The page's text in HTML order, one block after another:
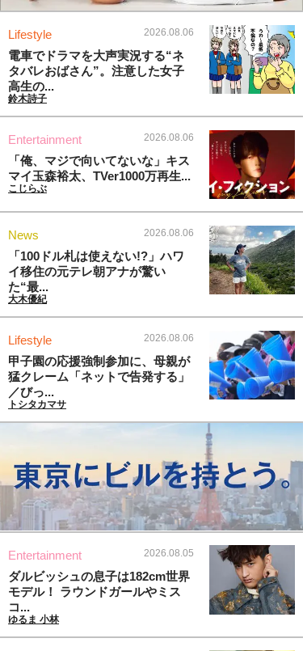
Lifestyle 2026.08.06
電車でドラマを大声実況する“ネ
タバレおばさん”。注意した女子
高生の...
鈴木詩子
Entertainment 2026.08.06
「俺、マジで向いてないな」キス
マイ玉森裕太、TVer1000万再生...
こじらぶ
News 2026.08.06
「100ドル札は使えない!?」ハワ
イ移住の元テレ朝アナが驚い
た“最...
大木優紀
Lifestyle 2026.08.06
甲子園の応援強制参加に、母親が
猛クレーム「ネットで告発する」
／びっ...
トシタカマサ
Entertainment 2026.08.05
ダルビッシュの息子は182cm世界
モデル！ ラウンドガールやミス
コ...
ゆるま 小林